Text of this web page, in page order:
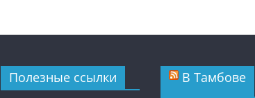
Полезные ссылки В Тамбове